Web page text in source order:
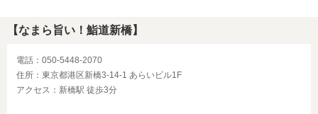
【なまら旨い！鮨道新橋】
電話：050-5448-2070
住所：東京都港区新橋3-14-1 あらいビル1F
アクセス：新橋駅 徒歩3分